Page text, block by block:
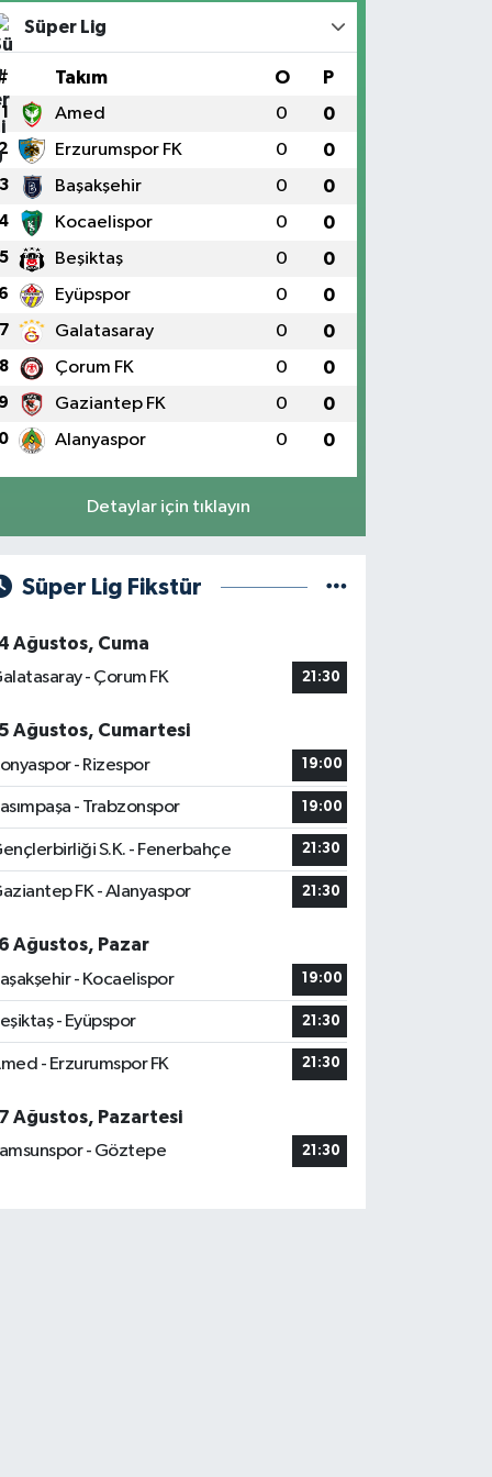
Süper Lig
Takım O P
1 Amed 0 0
Erzurumspor FK 0 0
3 Başakşehir 0 0
4 Kocaelispor 0 0
5 Beşiktaş 0 0
6 Eyüpspor 0 0
7 Galatasaray 0 0
8 Çorum FK 0 0
9 Gaziantep FK 0 0
Alanyaspor 0 0
Detaylar için tıklayın
Süper Lig Fikstür
Ağustos, Cuma
- Çorum FK
21:30
Ağustos, Cumartesi
- Rizespor
19:00
- Trabzonspor 19:00
S.K. - Fenerbahçe 21:30
FK - Alanyaspor 21:30
Ağustos, Pazar
- Kocaelispor
19:00
- Eyüpspor 21:30
- Erzurumspor FK 21:30
Ağustos, Pazartesi
- Göztepe
21:30